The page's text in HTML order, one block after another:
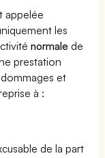
appelée
les
normale de
prestation
et
à :
de la part